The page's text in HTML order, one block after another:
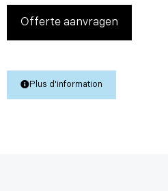
Offerte aanvragen
Plus d'information